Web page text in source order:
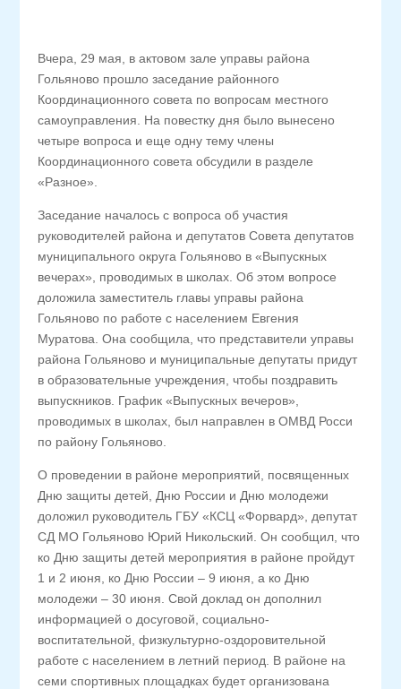
Вчера, 29 мая, в актовом зале управы района
Гольяново прошло заседание районного
Координационного совета по вопросам местного
самоуправления. На повестку дня было вынесено
четыре вопроса и еще одну тему члены
Координационного совета обсудили в разделе
«Разное».
Заседание началось с вопроса об участия
руководителей района и депутатов Совета депутатов
муниципального округа Гольяново в «Выпускных
вечерах», проводимых в школах. Об этом вопросе
доложила заместитель главы управы района
Гольяново по работе с населением Евгения
Муратова. Она сообщила, что представители управы
района Гольяново и муниципальные депутаты придут
в образовательные учреждения, чтобы поздравить
выпускников. График «Выпускных вечеров»,
проводимых в школах, был направлен в ОМВД Росси
по району Гольяново.
О проведении в районе мероприятий, посвященных
Дню защиты детей, Дню России и Дню молодежи
доложил руководитель ГБУ «КСЦ «Форвард», депутат
СД МО Гольяново Юрий Никольский. Он сообщил, что
ко Дню защиты детей мероприятия в районе пройдут
1 и 2 июня, ко Дню России – 9 июня, а ко Дню
молодежи – 30 июня. Свой доклад он дополнил
информацией о досуговой, социально-
воспитательной, физкультурно-оздоровительной
работе с населением в летний период. В районе на
семи спортивных площадках будет организована